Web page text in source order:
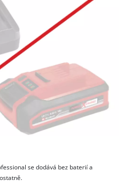
se dodává bez baterií a